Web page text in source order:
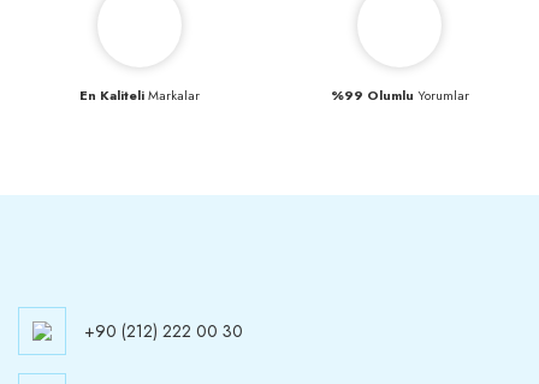
En KaliteliMarkalar %99 Olumlu Yorumlar
+90 (212) 222 00 30